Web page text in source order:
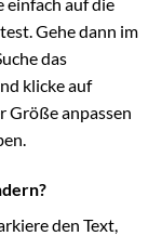
Gehe dann im
das
klicke auf
Größe anpassen
den Text,